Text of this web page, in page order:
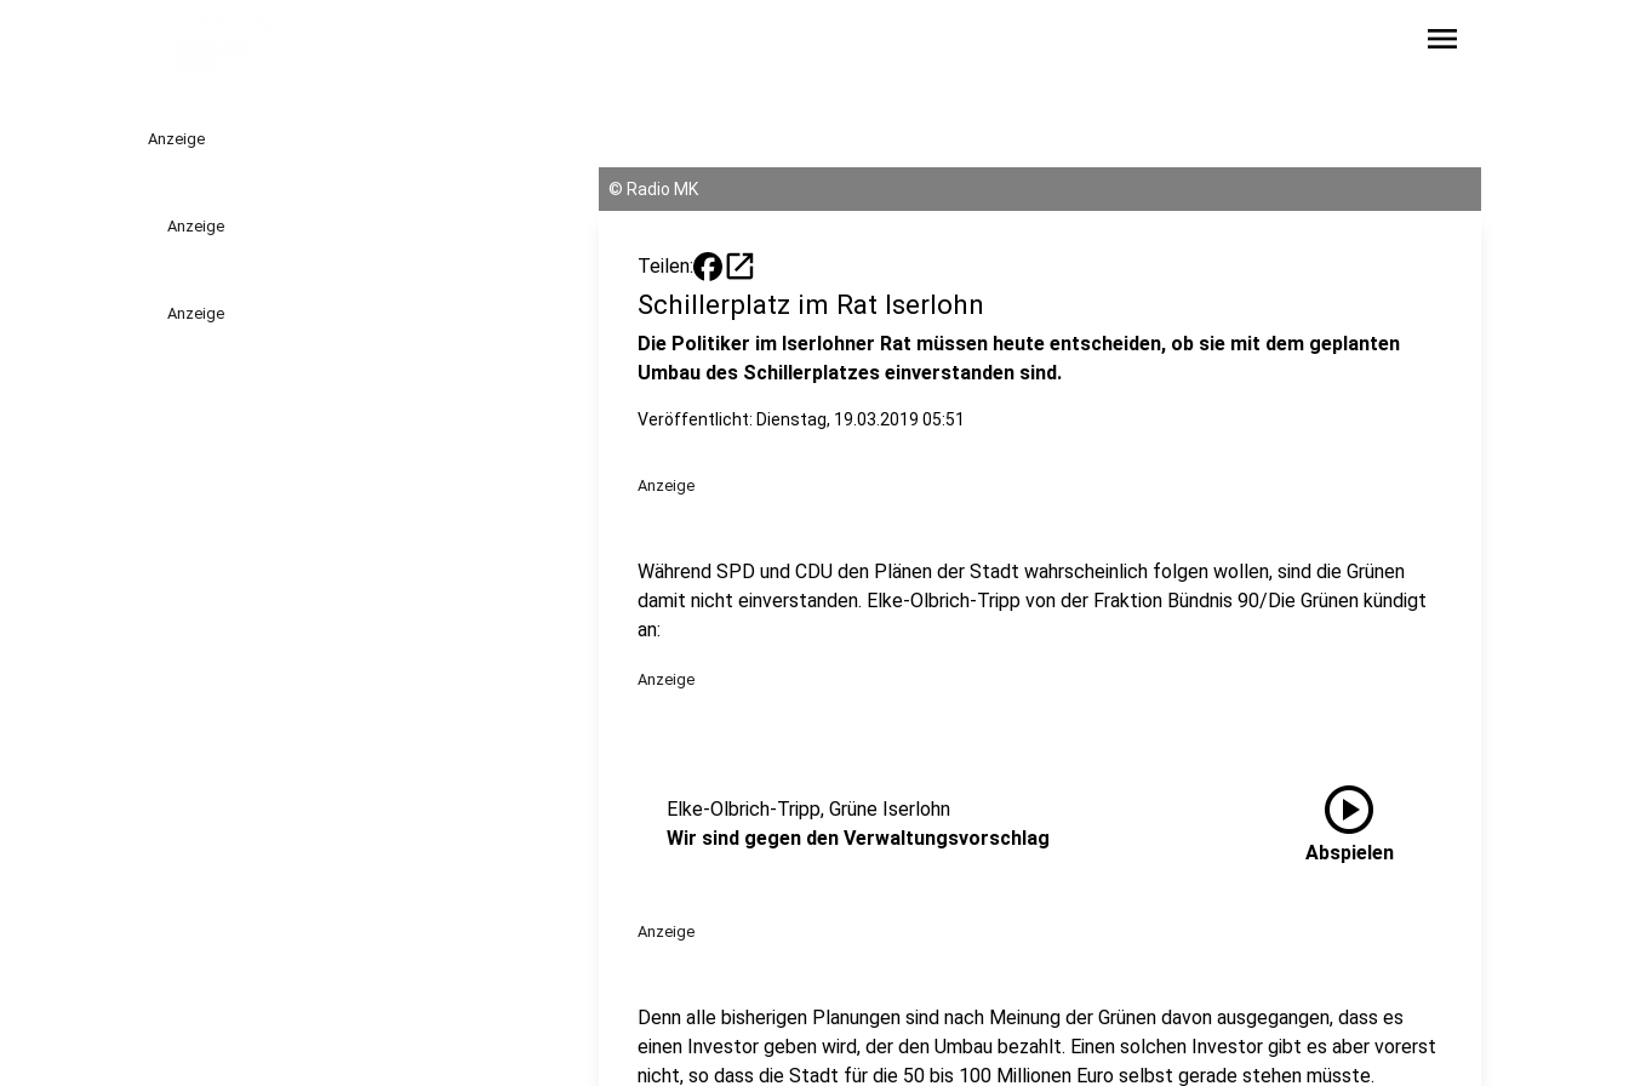
menu
Anzeige
Anzeige
Anzeige
© Radio MK
Teilen: open_in_new
Schillerplatz im Rat Iserlohn
Die Politiker im Iserlohner Rat müssen heute entscheiden, ob sie mit dem geplanten
Umbau des Schillerplatzes einverstanden sind.
Veröffentlicht: Dienstag, 19.03.2019 05:51
Anzeige
Während SPD und CDU den Plänen der Stadt wahrscheinlich folgen wollen, sind die Grünen
damit nicht einverstanden. Elke-Olbrich-Tripp von der Fraktion Bündnis 90/Die Grünen kündigt
an:
Anzeige
Elke-Olbrich-Tripp, Grüne Iserlohn
Wir sind gegen den Verwaltungsvorschlag
play_circle
Abspielen
Anzeige
Denn alle bisherigen Planungen sind nach Meinung der Grünen davon ausgegangen, dass es
einen Investor geben wird, der den Umbau bezahlt. Einen solchen Investor gibt es aber vorerst
nicht, so dass die Stadt für die 50 bis 100 Millionen Euro selbst gerade stehen müsste.